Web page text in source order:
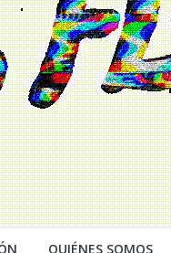
QUIÉNES SOMOS